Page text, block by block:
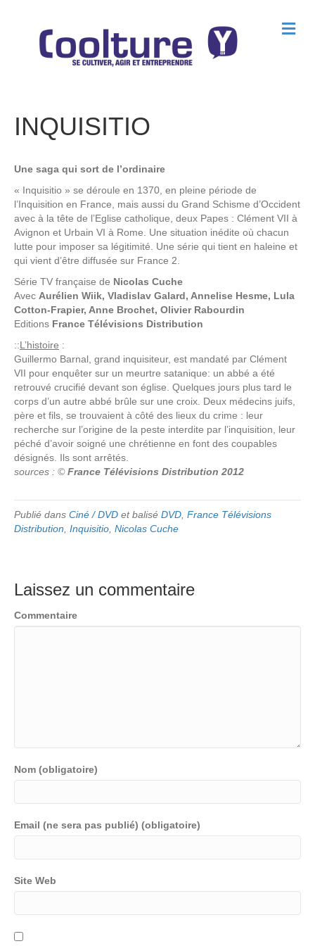
M
e
INQUISITIO
Une saga qui sort de l’ordinaire
« Inquisitio » se déroule en 1370, en pleine période de
l’Inquisition en France, mais aussi du Grand Schisme d’Occident
avec à la tête de l’Eglise catholique, deux Papes : Clément VII à
Avignon et Urbain VI à Rome. Une situation inédite où chacun
lutte pour imposer sa légitimité. Une série qui tient en haleine et
qui vient d’être diffusée sur France 2.
Série TV française de Nicolas Cuche
Avec Aurélien Wiik, Vladislav Galard, Annelise Hesme, Lula
Cotton-Frapier, Anne Brochet, Olivier Rabourdin
Editions France Télévisions Distribution
::L’histoire :
Guillermo Barnal, grand inquisiteur, est mandaté par Clément
VII pour enquêter sur un meurtre satanique: un abbé a été
retrouvé crucifié devant son église. Quelques jours plus tard le
corps d’un autre abbé brûle sur une croix. Deux médecins juifs,
père et fils, se trouvaient à côté des lieux du crime : leur
recherche sur l’origine de la peste interdite par l’inquisition, leur
péché d’avoir soigné une chrétienne en font des coupables
désignés. Ils sont arrêtés.
sources : ©France Télévisions Distribution 2012
Publié dans Ciné / DVD et balisé DVD France Télévisions
Distribution Inquisitio Nicolas Cuche
Laissez un commentaire
Commentaire
Nom (obligatoire)
Email (ne sera pas publié) (obligatoire)
Site Web